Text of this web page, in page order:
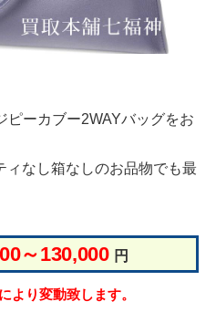
ピーカブー2WAYバッグをお
ィなし箱なしのお品物でも最
～130,000 円
より変動致します。